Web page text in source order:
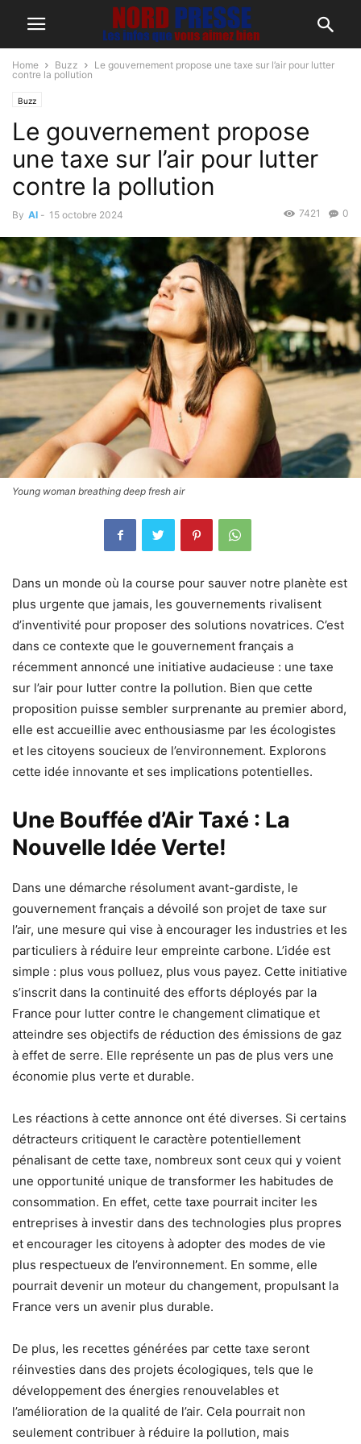
Home Buzz
Le gouvernement propose une taxe sur l’air pour lutter
contre la pollution
Buzz
Le gouvernement propose
une taxe sur l’air pour lutter
contre la pollution
By AI - 15 octobre 2024 0
7421
Young woman breathing deep fresh air
Dans un monde où la course pour sauver notre planète est
plus urgente que jamais, les gouvernements rivalisent
d’inventivité pour proposer des solutions novatrices. C’est
dans ce contexte que le gouvernement français a
récemment annoncé une initiative audacieuse : une taxe
sur l’air pour lutter contre la pollution. Bien que cette
proposition puisse sembler surprenante au premier abord,
elle est accueillie avec enthousiasme par les écologistes
et les citoyens soucieux de l’environnement. Explorons
cette idée innovante et ses implications potentielles.
Une Bouffée d’Air Taxé : La
Nouvelle Idée Verte!
Dans une démarche résolument avant-gardiste, le
gouvernement français a dévoilé son projet de taxe sur
l’air, une mesure qui vise à encourager les industries et les
particuliers à réduire leur empreinte carbone. L’idée est
simple : plus vous polluez, plus vous payez. Cette initiative
s’inscrit dans la continuité des efforts déployés par la
France pour lutter contre le changement climatique et
atteindre ses objectifs de réduction des émissions de gaz
à effet de serre. Elle représente un pas de plus vers une
économie plus verte et durable.
Les réactions à cette annonce ont été diverses. Si certains
détracteurs critiquent le caractère potentiellement
pénalisant de cette taxe, nombreux sont ceux qui y voient
une opportunité unique de transformer les habitudes de
consommation. En effet, cette taxe pourrait inciter les
entreprises à investir dans des technologies plus propres
et encourager les citoyens à adopter des modes de vie
plus respectueux de l’environnement. En somme, elle
pourrait devenir un moteur du changement, propulsant la
France vers un avenir plus durable.
De plus, les recettes générées par cette taxe seront
réinvesties dans des projets écologiques, tels que le
développement des énergies renouvelables et
l’amélioration de la qualité de l’air. Cela pourrait non
seulement contribuer à réduire la pollution, mais